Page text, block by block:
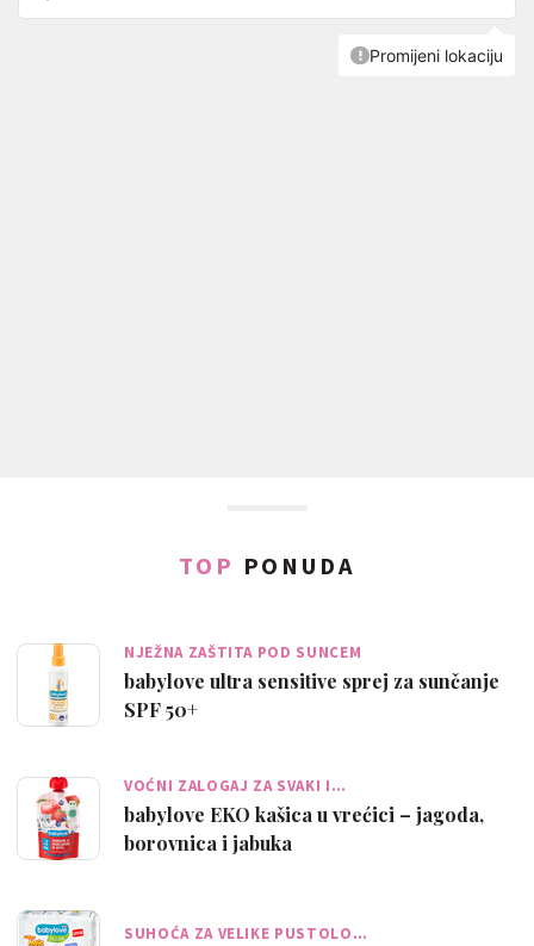
TOP PONUDA
NJEŽNA ZAŠTITA POD SUNCEM
babylove ultra sensitive sprej za sunčanje
SPF 50+
VOĆNI ZALOGAJ ZA SVAKI I…
babylove EKO kašica u vrećici – jagoda,
borovnica i jabuka
SUHOĆA ZA VELIKE PUSTOLO…